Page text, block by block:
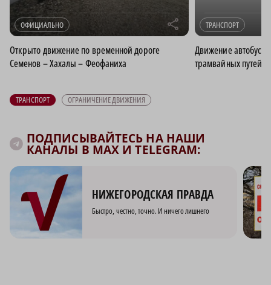
ОФИЦИАЛЬНО r
Открыто движение по временной дороге
Семенов – Хахалы – Феофаниха
ТРАНСПОРТ
Движение
трамвайных путей
ТРАНСПОРТ ОГРАНИЧЕНИЕ ДВИЖЕНИЯ
ПОДПИСЫВАЙТЕСЬ НА НАШИ
КАНАЛЫ В MAX И TELEGRAM:
НИЖЕГОРОДСКАЯ ПРАВДА
Быстро, честно, точно. И ничего лишнего